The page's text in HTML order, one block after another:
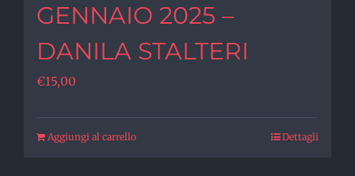
GENNAIO 2025 –
DANILA STALTERI
€15,00
Aggiungi al carrello Dettagli